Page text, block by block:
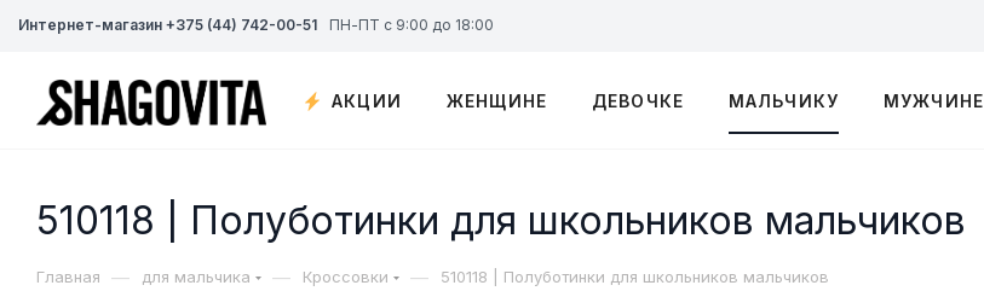
Интернет-магазин +375 (44) 742-00-51 ПН-ПТ с 9:00 до 18:00
АКЦИИ ЖЕНЩИНЕ ДЕВОЧКЕ МАЛЬЧИКУ МУЖЧИНЕ
510118 | Полуботинки для школьников мальчиков
Главная — для мальчика — Кроссовки — 510118 | Полуботинки для школьников мальчиков